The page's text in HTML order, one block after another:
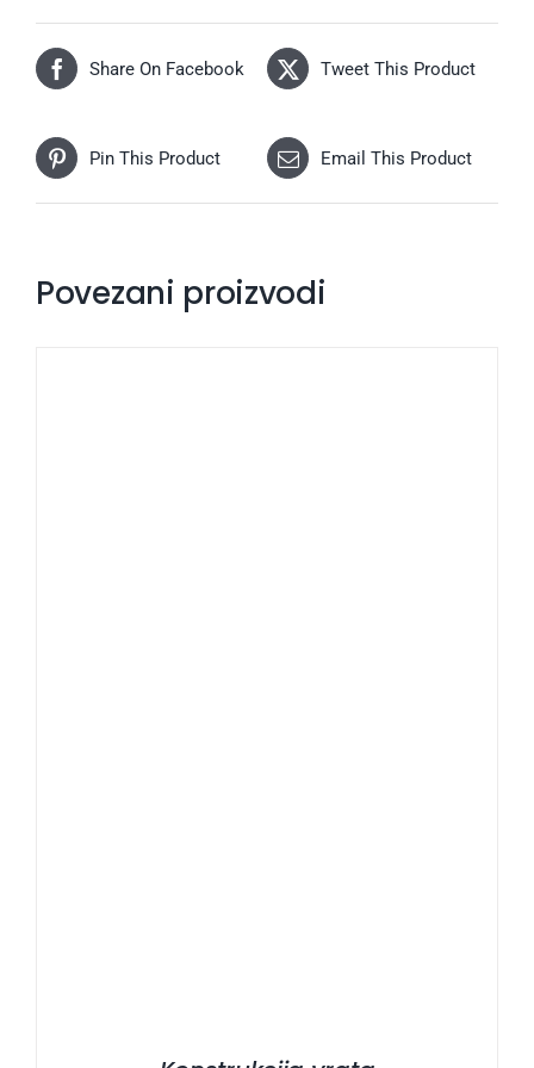
Share On Facebook Tweet This Product
Pin This Product Email This Product
Povezani proizvodi